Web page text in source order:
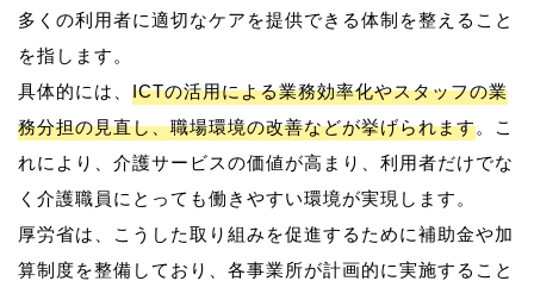
多くの利用者に適切なケアを提供できる体制を整えること
を指します。
具体的には、 ICTの活用による業務効率化やスタッフの業
務分担の見直し、職場環境の改善などが挙げられます。こ
れにより、介護サービスの価値が高まり、利用者だけでな
く介護職員にとっても働きやすい環境が実現します。
厚労省は、こうした取り組みを促進するために補助金や加
算制度を整備しており、各事業所が計画的に実施すること